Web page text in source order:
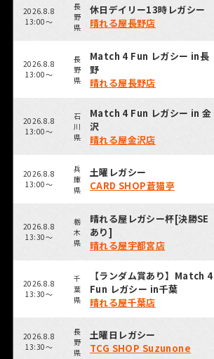
2026.8.8
13:00～
長
野
県
休日デイリー13時レガシー
晴れる屋長野店
2026.8.8
13:00～
長
野
県
Match 4 Fun レガシー in長
野
晴れる屋長野店
2026.8.8
13:00～
石
川
県
Match 4 Fun レガシー in 金
沢
晴れる屋金沢店
2026.8.8
13:00～
兵
庫
県
土曜レガシー
CARD SHOP蒼猫亭
2026.8.8
13:30～
栃
木
県
晴れる屋レガシー杯[決勝SE
あり]
晴れる屋宇都宮店
2026.8.8
13:30～
千
葉
県
【ランダム賞あり】Match 4
Fun レガシー in千葉
晴れる屋千葉店
2026.8.8
13:30～
長
野
県
土曜日レガシー
TCG SHOP Suzunone